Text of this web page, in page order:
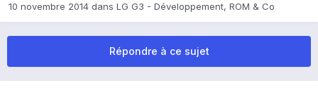
10 novembre 2014 dans LG G3 - Développement, ROM & Co
Répondre à ce sujet